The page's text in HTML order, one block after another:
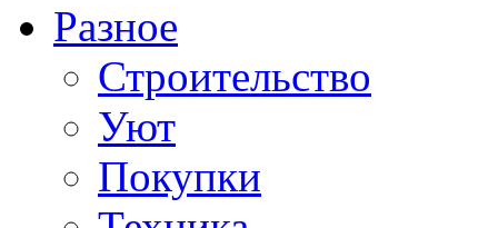
Разное
Строительство
Уют
Покупки